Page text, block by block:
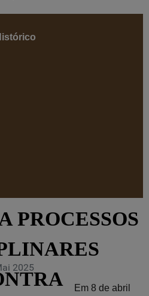
PROCESSOS
2025
Em 8 de abril